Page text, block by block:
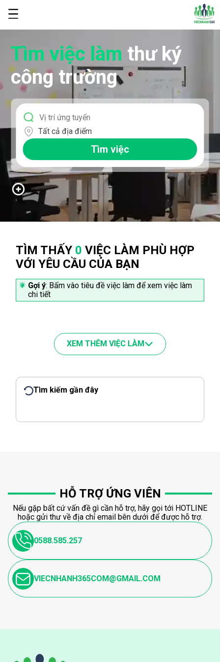
Tìm việc làm thư ký
công trường
Tất cả địa điểm
Tìm việc
TÌM THẤY 0 VIỆC LÀM PHÙ HỢP
VỚI YÊU CẦU CỦA BẠN
Gợi ý: Bấm vào tiêu đề việc làm để xem việc làm
chi tiết
XEM THÊM VIỆC LÀM
Tìm kiếm gần đây
HỖ TRỢ ỨNG VIÊN
Nếu gặp bất cứ vấn đề gì cần hỗ trợ, hãy gọi tới HOTLINE
hoặc gửi thư về địa chỉ email bên dưới để được hỗ trợ.
0588.585.257
VIECNHANH365COM@GMAIL.COM